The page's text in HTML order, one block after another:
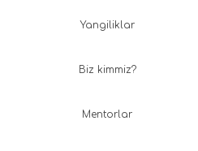
Yangiliklar
Biz kimmiz?
Mentorlar